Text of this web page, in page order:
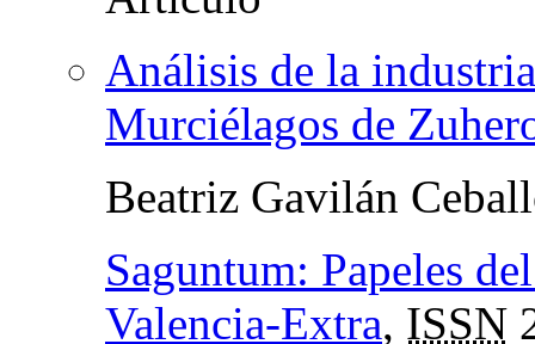
Análisis de la
Murciélagos de
Beatriz Gavilán
Saguntum: Papeles
Valencia-Extra, ISSN